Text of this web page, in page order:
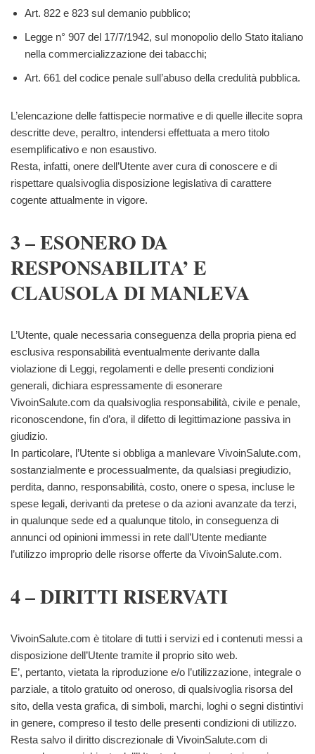
Art. 822 e 823 sul demanio pubblico;
Legge n° 907 del 17/7/1942, sul monopolio dello Stato italiano
nella commercializzazione dei tabacchi;
Art. 661 del codice penale sull’abuso della credulità pubblica.
L’elencazione delle fattispecie normative e di quelle illecite sopra
descritte deve, peraltro, intendersi effettuata a mero titolo
esemplificativo e non esaustivo.
Resta, infatti, o­nere dell’Utente aver cura di conoscere e di
rispettare qualsivoglia disposizione legislativa di carattere
cogente attualmente in vigore.
3 – ESONERO DA
RESPONSABILITA’ E
CLAUSOLA DI MANLEVA
L’Utente, quale necessaria conseguenza della propria piena ed
esclusiva responsabilità eventualmente derivante dalla
violazione di Leggi, regolamenti e delle presenti condizioni
generali, dichiara espressamente di esonerare
VivoinSalute.com da qualsivoglia responsabilità, civile e penale,
riconoscendone, fin d’ora, il difetto di legittimazione passiva in
giudizio.
In particolare, l’Utente si obbliga a manlevare VivoinSalute.com,
sostanzialmente e processualmente, da qualsiasi pregiudizio,
perdita, danno, responsabilità, costo, o­nere o spesa, incluse le
spese legali, derivanti da pretese o da azioni avanzate da terzi,
in qualunque sede ed a qualunque titolo, in conseguenza di
annunci od opinioni immessi in rete dall’Utente mediante
l’utilizzo improprio delle risorse offerte da VivoinSalute.com.
4 – DIRITTI RISERVATI
VivoinSalute.com è titolare di tutti i servizi ed i contenuti messi a
disposizione dell’Utente tramite il proprio sito web.
E’, pertanto, vietata la riproduzione e/o l’utilizzazione, integrale o
parziale, a titolo gratuito od o­neroso, di qualsivoglia risorsa del
sito, della vesta grafica, di simboli, marchi, loghi o segni distintivi
in genere, compreso il testo delle presenti condizioni di utilizzo.
Resta salvo il diritto discrezionale di VivoinSalute.com di